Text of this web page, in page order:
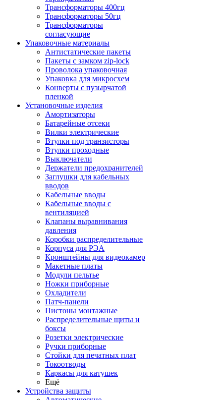
Трансформаторы 400гц
Трансформаторы 50гц
Трансформаторы
согласующие
Упаковочные материалы
Антистатические пакеты
Пакеты с замком zip-lock
Проволока упаковочная
Упаковка для микросхем
Конверты с пузырчатой
пленкой
Установочные изделия
Амортизаторы
Батарейные отсеки
Вилки электрические
Втулки под транзисторы
Втулки проходные
Выключатели
Держатели предохранителей
Заглушки для кабельных
вводов
Кабельные вводы
Кабельные вводы с
вентиляцией
Клапаны выравнивания
давления
Коробки распределительные
Корпуса для РЭА
Кронштейны для видеокамер
Макетные платы
Модули пельтье
Ножки приборные
Охладители
Патч-панели
Пистоны монтажные
Распределительные щиты и
боксы
Розетки электрические
Ручки приборные
Стойки для печатных плат
Токоотводы
Каркасы для катушек
Ещё
Устройства защиты